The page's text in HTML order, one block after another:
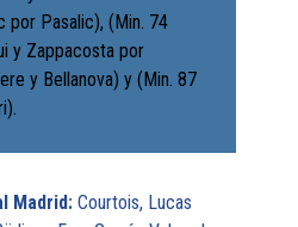
por Pasalic), (Min. 74
y Zappacosta por
y Bellanova) y (Min. 87
Madrid: Courtois, Lucas